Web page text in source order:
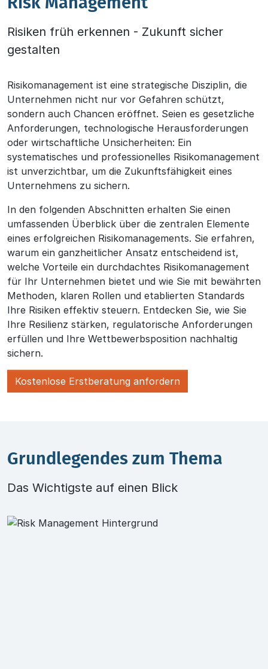
Risiken früh erkennen - Zukunft sicher
gestalten
Risikomanagement ist eine strategische Disziplin, die
Unternehmen nicht nur vor Gefahren schützt,
sondern auch Chancen eröffnet. Seien es gesetzliche
Anforderungen, technologische Herausforderungen
oder wirtschaftliche Unsicherheiten: Ein
systematisches und professionelles Risikomanagement
ist unverzichtbar, um die Zukunftsfähigkeit eines
Unternehmens zu sichern.
In den folgenden Abschnitten erhalten Sie einen
umfassenden Überblick über die zentralen Elemente
eines erfolgreichen Risikomanagements. Sie erfahren,
warum ein ganzheitlicher Ansatz entscheidend ist,
welche Vorteile ein durchdachtes Risikomanagement
für Ihr Unternehmen bietet und wie Sie mit bewährten
Methoden, klaren Rollen und etablierten Standards
Ihre Risiken effektiv steuern. Entdecken Sie, wie Sie
Ihre Resilienz stärken, regulatorische Anforderungen
erfüllen und Ihre Wettbewerbsposition nachhaltig
sichern.
Kostenlose Erstberatung anfordern
Grundlegendes zum Thema
Das Wichtigste auf einen Blick